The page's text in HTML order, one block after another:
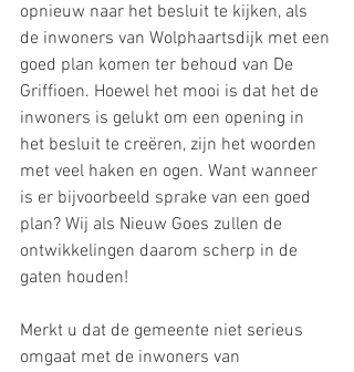
opnieuw naar het besluit te kijken, als
de inwoners van Wolphaartsdijk met een
goed plan komen ter behoud van De
Griffioen. Hoewel het mooi is dat het de
inwoners is gelukt om een opening in
het besluit te creëren, zijn het woorden
met veel haken en ogen. Want wanneer
is er bijvoorbeeld sprake van een goed
plan? Wij als Nieuw Goes zullen de
ontwikkelingen daarom scherp in de
gaten houden!
Merkt u dat de gemeente niet serieus
omgaat met de inwoners van